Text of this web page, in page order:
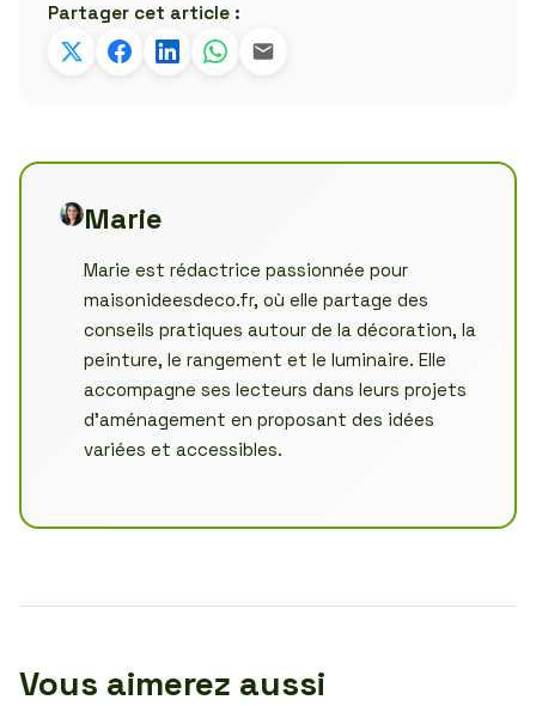
Partager cet article :
Marie
Marie est rédactrice passionnée pour
maisonideesdeco.fr, où elle partage des
conseils pratiques autour de la décoration, la
peinture, le rangement et le luminaire. Elle
accompagne ses lecteurs dans leurs projets
d’aménagement en proposant des idées
variées et accessibles.
Vous aimerez aussi